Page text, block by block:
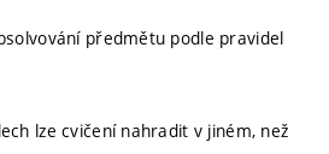
předmětu podle pravidel
lze cvičení nahradit v jiném, než